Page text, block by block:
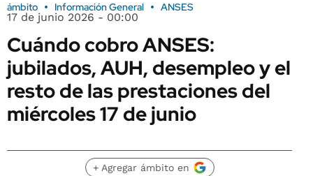
ámbito Información General ANSES
17 de junio 2026 - 00:00
Cuándo cobro ANSES:
jubilados, AUH, desempleo y el
resto de las prestaciones del
miércoles 17 de junio
+ Agregar ámbito en